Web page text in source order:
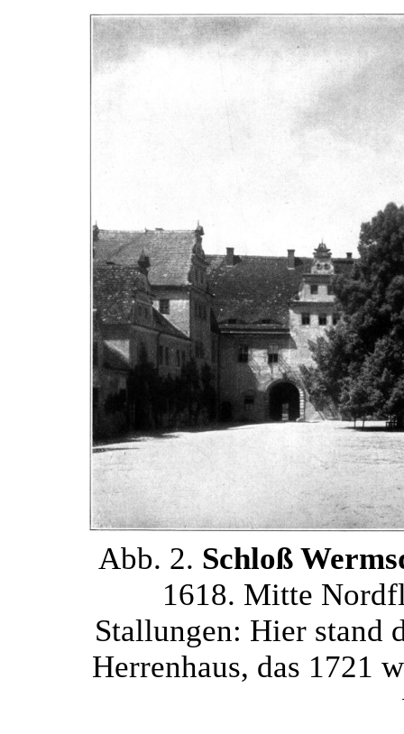
Abb. 2. Schloß
1618. Mitte
Stallungen: Hier stand
Herrenhaus, das 1721